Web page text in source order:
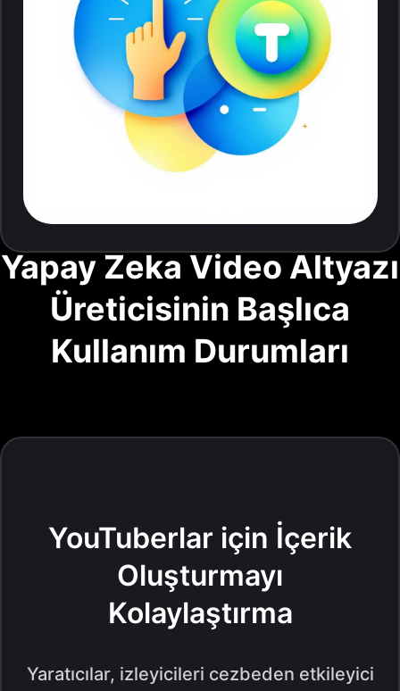
Yapay Zeka Video Altyazı
Üreticisinin Başlıca
Kullanım Durumları
YouTuberlar için İçerik
Oluşturmayı
Kolaylaştırma
Yaratıcılar, izleyicileri cezbeden etkileyici